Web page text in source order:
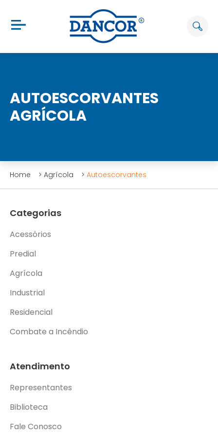
AUTOESCORVANTES
AGRÍCOLA
Home > Agrícola > Autoescorvantes
Categorias
Acessórios
Predial
Agrícola
Industrial
Residencial
Combate a Incêndio
Atendimento
Representantes
Biblioteca
Fale Conosco